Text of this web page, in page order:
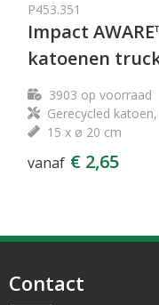
P453.351
Impact
katoenen
3903 op voorraad
Gerecycled katoen,
15 x ø 20 cm
vanaf € 2,65
Contact